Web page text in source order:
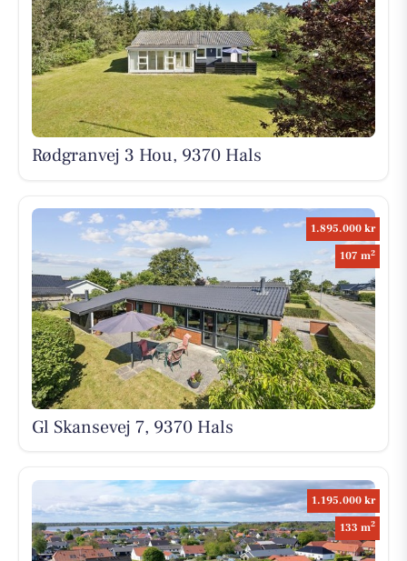
Rødgranvej 3 Hou, 9370 Hals
1.895.000 kr
107 m2
Gl Skansevej 7, 9370 Hals
1.195.000 kr
133 m2